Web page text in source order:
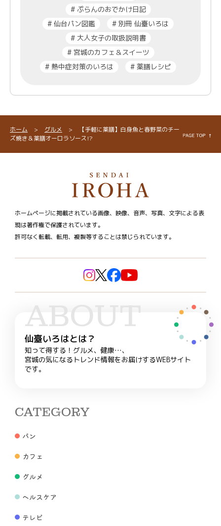
#ぷらんのおでかけ日記
# 仙台パン図鑑 # 別冊 仙臺いろは
#大人女子の取扱説明書
#宮城のカフェ＆スイーツ
# 熱中症対策のいろは # 薬膳レシピ
ホーム > グルメ >
【手軽に薬膳】白身魚と春野菜のチー
ズ焼き＆薬膳オーロラソース!?
ホームページに掲載されている画像、映像、音声、写真、文字による表
現は著作権で保護されています。
許可なく転載、転用、複製等することは禁じられています。
ABOUT
仙臺いろはとは？
知って得する！グルメ、健康…、
宮城の気になるトレンド情報をお届けするWEBサイト
です。
CATEGORY
パン
カフェ
グルメ
ヘルスケア
テレビ